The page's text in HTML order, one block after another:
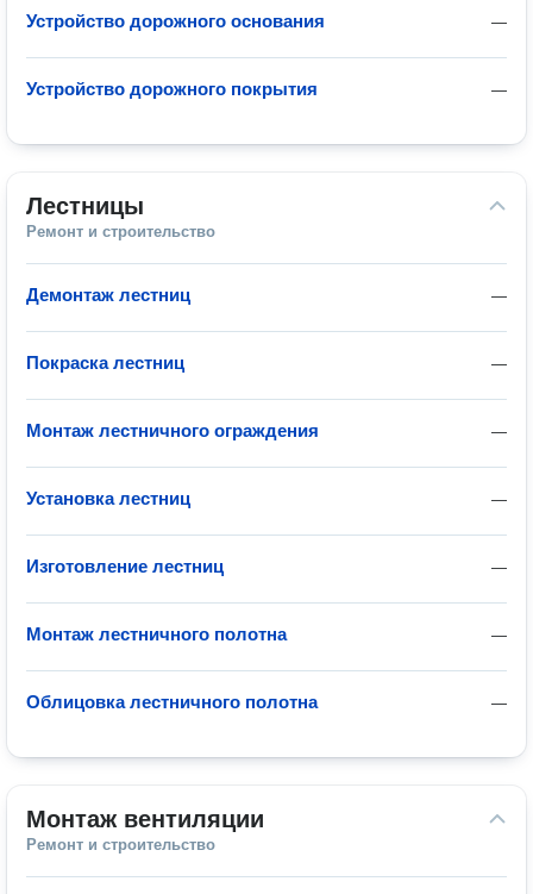
—
Устройство дорожного основания
—
Устройство дорожного покрытия
Лестницы
Ремонт и строительство
—
Демонтаж лестниц
—
Покраска лестниц
—
Монтаж лестничного ограждения
—
Установка лестниц
—
Изготовление лестниц
—
Монтаж лестничного полотна
—
Облицовка лестничного полотна
Монтаж вентиляции
Ремонт и строительство